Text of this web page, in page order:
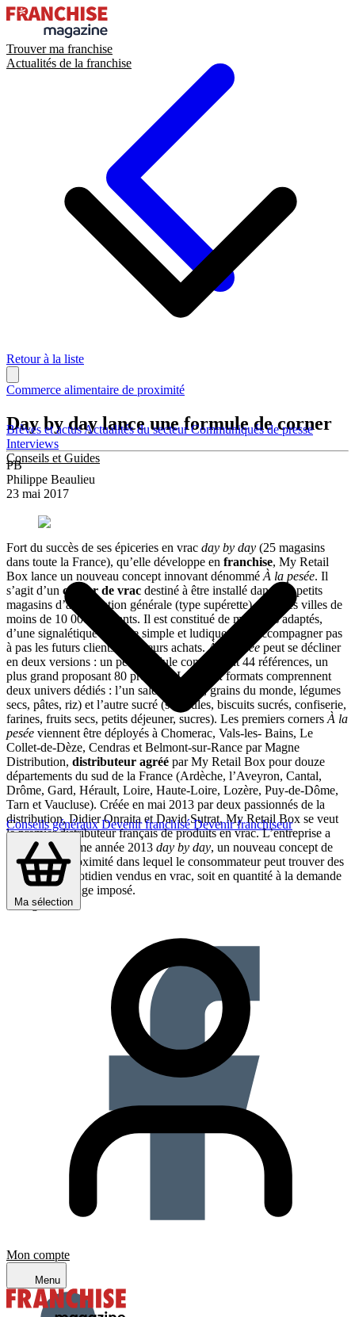
Trouver ma franchise
Actualités de la franchise
Brèves et actusActualités du secteurCommuniqués de presse
Interviews
Conseils et Guides
Conseils générauxDevenir franchiséDevenir franchiseur
Ma sélection
Mon compte
Menu
Retour à la liste
Commerce alimentaire de proximité
Day by day lance une formule de corner
PB
Philippe Beaulieu
23 mai 2017
Fort du succès de ses épiceries en vrac day by day (25 magasins
dans toute la France), qu’elle développe en franchise, My Retail
Box lance un nouveau concept innovant dénommé À la pesée. Il
s’agit d’un corner de vrac destiné à être installé dans des petits
magasins d’alimentation générale (type supérette) dans des villes de
moins de 10 000 habitants. Il est constitué de mobiliers adaptés,
d’une signalétique visuelle simple et ludique pour accompagner pas
à pas les futurs clients dans leurs achats.À la pesée peut se décliner
en deux versions : un petit module comprenant 44 références, un
plus grand proposant 80 produits. Les deux formats comprennent
deux univers dédiés : l’un salé (apéritifs, grains du monde, légumes
secs, pâtes, riz) et l’autre sucré (semoules, biscuits sucrés, confiserie,
farines, fruits secs, petits déjeuner, sucres). Les premiers corners À la
pesée viennent être déployés à Chomerac, Vals-les- Bains, Le
Collet-de-Dèze, Cendras et Belmont-sur-Rance par Magne
Distribution, distributeur agréé par My Retail Box pour douze
départements du sud de la France (Ardèche, l’Aveyron, Cantal,
Drôme, Gard, Hérault, Loire, Haute‐Loire, Lozère, Puy‐de‐Dôme,
Tarn et Vaucluse). Créée en mai 2013 par deux passionnés de la
distribution, Didier Onraita et David Sutrat, My Retail Box se veut
le premier distributeur français de produits en vrac. L’entreprise a
lancé cette même année 2013 day by day, un nouveau concept de
magasin de proximité dans lequel le consommateur peut trouver des
produits du quotidien vendus en vrac, soit en quantité à la demande
et sans emballage imposé.
Partager sur :